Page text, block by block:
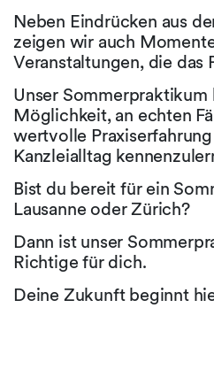
Neben Eindrücken aus
zeigen wir auch
Veranstaltungen, die das
Unser
Möglichkeit, an echten
wertvolle
Kanzleialltag
Bist du bereit für ein
Lausanne oder Zürich?
Dann ist unser
Richtige für dich.
Deine Zukunft beginnt